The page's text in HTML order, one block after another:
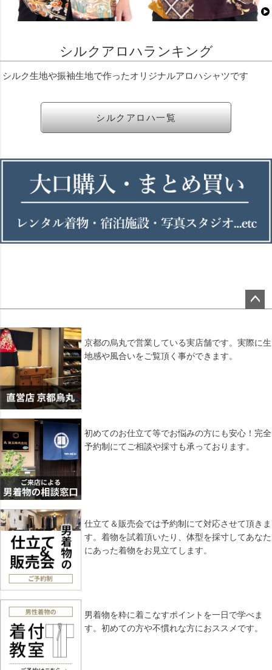
シルクアロハランキング
シルク生地や振袖生地で作ったオリジナルアロハシャツです
シルクアロハ一覧
ップ
京都の烏丸で営業している実店舗です。実際に生
地感や風合いをご覧頂く事ができます。
初めてのお仕立て等でお悩みの方にも安心！完全
予約制にてご相談や採寸も承っております。
仕立て＆販売会では予約制にて対応させて頂きま
す。着物を試着頂いたり、体型を採寸してあなた
にあった着物をお見立てします。
男着物を粋に着こなすポイントを一日で学べま
す。初めての方や不慣れな方におススメです。